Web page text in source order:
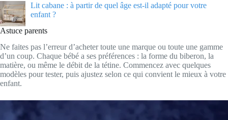
Lit cabane : à partir de quel âge est-il adapté pour votre
enfant ?
Astuce parents
Ne faites pas l’erreur d’acheter toute une marque ou toute une gamme
d’un coup. Chaque bébé a ses préférences : la forme du biberon, la
matière, ou même le débit de la tétine. Commencez avec quelques
modèles pour tester, puis ajustez selon ce qui convient le mieux à votre
enfant.